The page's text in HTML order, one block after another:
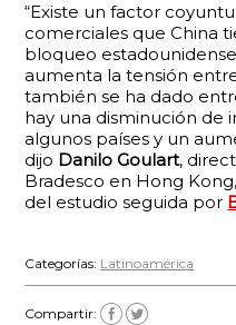
“Existe un factor
comerciales que China
bloqueo
aumenta la tensión
también se ha dado
hay una disminución de
algunos países y un
dijo Danilo Goulart,
Bradesco en Hong
del estudio seguida por
Categorías: Latinoamérica
Compartir: